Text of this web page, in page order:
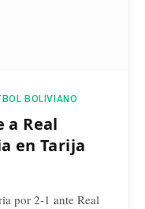
BOLIVIANO
a Real
en Tarija
por 2-1 ante Real